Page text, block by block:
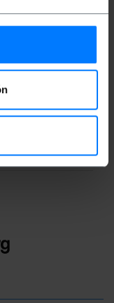
x
3.0 cm